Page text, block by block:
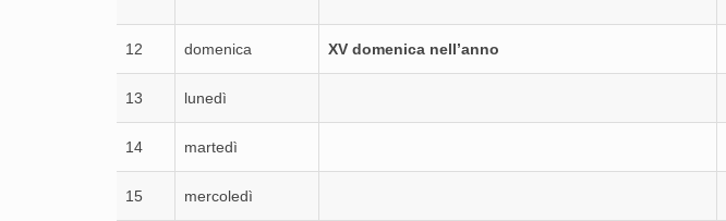
12 domenica XV domenica nell’anno
13 lunedì
14 martedì
15 mercoledì